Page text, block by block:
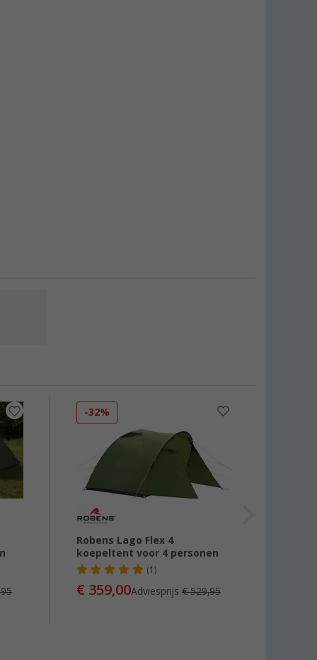
-32%
Robens Lago Flex 4
koepeltent voor 4 personen
(1)
€ 359,00Adviesprijs € 529,95